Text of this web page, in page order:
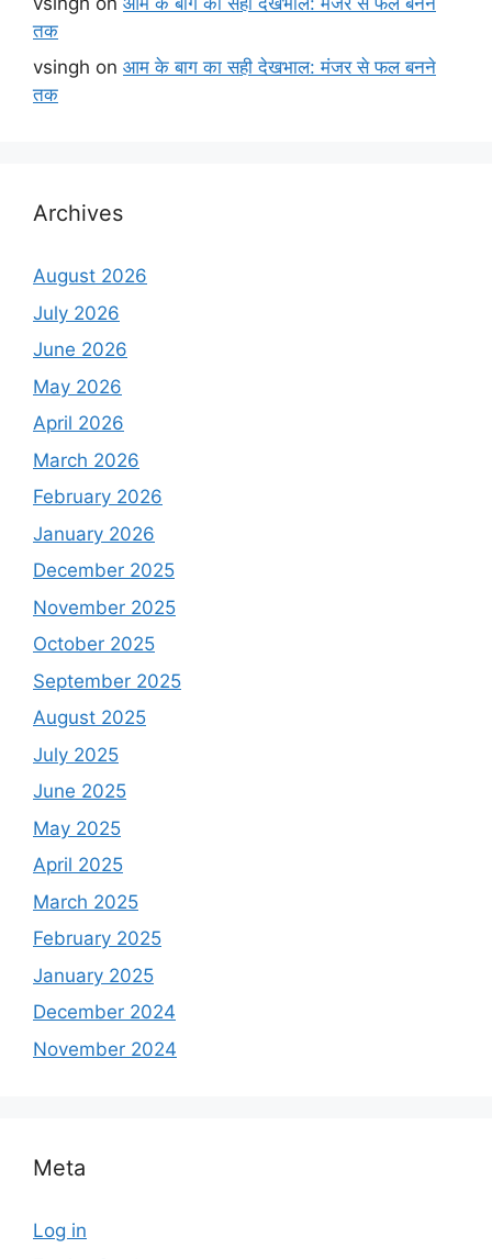
तक
vsingh on आम के बाग का सही देखभाल: मंजर से फल बनने
तक
Archives
August 2026
July 2026
June 2026
May 2026
April 2026
March 2026
February 2026
January 2026
December 2025
November 2025
October 2025
September 2025
August 2025
July 2025
June 2025
May 2025
April 2025
March 2025
February 2025
January 2025
December 2024
November 2024
Meta
Log in